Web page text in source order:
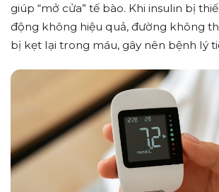
giúp “mở cửa” tế bào. Khi insulin bị
động không hiệu quả, đường không
bị kẹt lại trong máu, gây nên bệnh lý